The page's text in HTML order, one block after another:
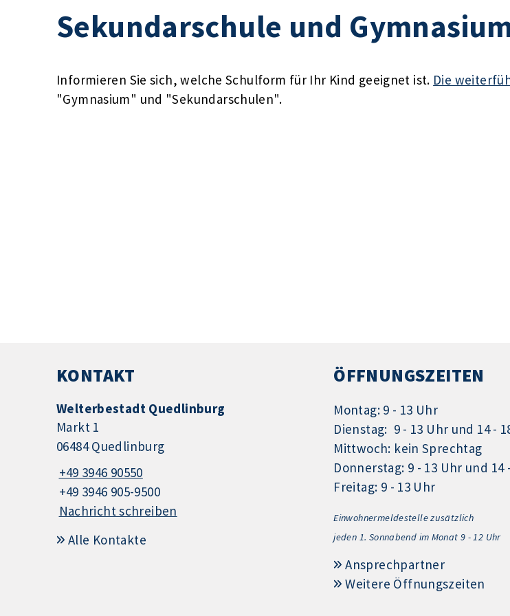
Sekundarschule und
Informieren Sie sich, welche Schulform für Ihr Kind geeignet ist. Die
"Gymnasium" und "Sekundarschulen".
KONTAKT
Welterbestadt Quedlinburg
Markt 1
06484 Quedlinburg
+49 3946 90550
+49 3946 905-9500
Nachricht schreiben
Alle Kontakte
ÖFFNUNGSZEITEN
Montag: 9 - 13 Uhr
Dienstag: 9 - 13 Uhr und 14 -
Mittwoch: kein Sprechtag
Donnerstag: 9 - 13 Uhr und 14
Freitag: 9 - 13 Uhr
Einwohnermeldestelle zusätzlich
jeden 1. Sonnabend im Monat 9 - 12 Uhr
Ansprechpartner
Weitere Öffnungszeiten